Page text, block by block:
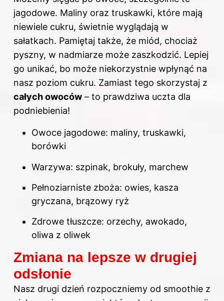
jagodowe. Maliny oraz truskawki, które mają
niewiele cukru, świetnie wyglądają w
sałatkach. Pamiętaj także, że miód, chociaż
pyszny, w nadmiarze może zaszkodzić. Lepiej
go unikać, bo może niekorzystnie wpłynąć na
nasz poziom cukru. Zamiast tego skorzystaj z
całych owoców – to prawdziwa uczta dla
podniebienia!
Owoce jagodowe: maliny, truskawki,
borówki
Warzywa: szpinak, brokuły, marchew
Pełnoziarniste zboża: owies, kasza
gryczana, brązowy ryż
Zdrowe tłuszcze: orzechy, awokado,
oliwa z oliwek
Zmiana na lepsze w drugiej
odsłonie
Nasz drugi dzień rozpoczniemy od smoothie z